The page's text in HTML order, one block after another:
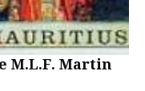
M.L.F. Martin